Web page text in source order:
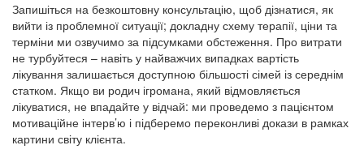
Запишіться на безкоштовну консультацію, щоб дізнатися, як
вийти із проблемної ситуації; докладну схему терапії, ціни та
терміни ми озвучимо за підсумками обстеження. Про витрати
не турбуйтеся – навіть у найважчих випадках вартість
лікування залишається доступною більшості сімей із середнім
статком. Якщо ви родич ігромана, який відмовляється
лікуватися, не впадайте у відчай: ми проведемо з пацієнтом
мотиваційне інтерв’ю і підберемо переконливі докази в рамках
картини світу клієнта.